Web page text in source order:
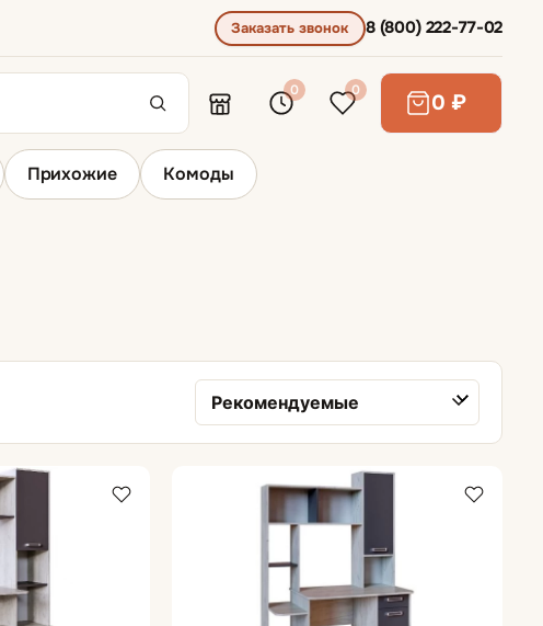
Заказать звонок 8 (800) 222-77-02
0 0 0 ₽
Прихожие Комоды
Сортировка товаров